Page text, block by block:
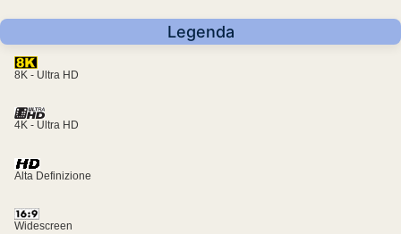
Legenda
8K - Ultra HD
4K - Ultra HD
Alta Definizione
Widescreen